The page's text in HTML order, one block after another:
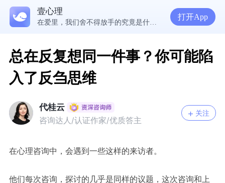
壹心理
5300万人在这里获得专业心理帮助
打开App
总在反复想同一件事？你可能陷
入了反刍思维
代桂云
咨询达人/认证作家/优质答主
关注
在心理咨询中，会遇到一些这样的来访者。
他们每次咨询，探讨的几乎是同样的议题，这次咨询和上